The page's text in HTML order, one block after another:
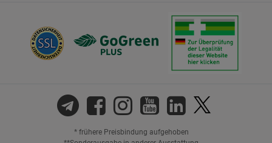
* frühere Preisbindung aufgehoben